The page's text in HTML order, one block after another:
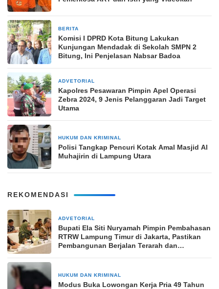
BERITA
Komisi I DPRD Kota Bitung Lakukan
Kunjungan Mendadak di Sekolah SMPN 2
Bitung, Ini Penjelasan Nabsar Badoa
ADVETORIAL
Kapolres Pesawaran Pimpin Apel Operasi
Zebra 2024, 9 Jenis Pelanggaran Jadi Target
Utama
HUKUM DAN KRIMINAL
Polisi Tangkap Pencuri Kotak Amal Masjid Al
Muhajirin di Lampung Utara
REKOMENDASI
ADVETORIAL
Bupati Ela Siti Nuryamah Pimpin Pembahasan
RTRW Lampung Timur di Jakarta, Pastikan
Pembangunan Berjalan Terarah dan
HUKUM DAN KRIMINAL
Modus Buka Lowongan Kerja Pria 49 Tahun